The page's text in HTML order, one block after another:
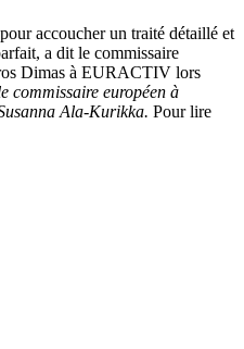
accoucher un traité détaillé et
a dit le commissaire
Dimas à EURACTIV lors
commissaire européen à
Ala-Kurikka. Pour lire